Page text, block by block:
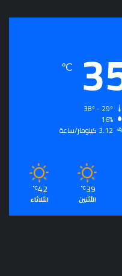
℃
16%
3.12 كيلومتر/ساعة
39
℃
الأثنين
42
℃
الثلاثاء